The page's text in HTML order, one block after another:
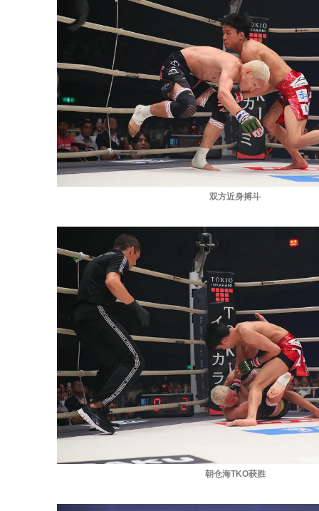
双方近身搏斗
朝仓海TKO获胜